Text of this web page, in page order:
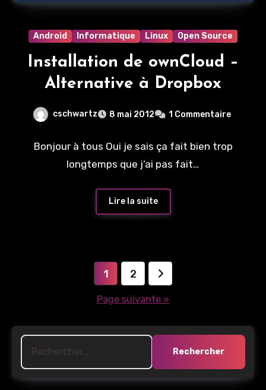
Android Informatique Linux Open Source
Installation de ownCloud –
Alternative à Dropbox
cschwartz 8 mai 2012 1 Commentaire
Bonjour à tous Oui je sais ça fait bien trop
longtemps que j’ai pas fait…
Lire la suite
Pagination
publications
1 2
Page suivante »
Rechercher :